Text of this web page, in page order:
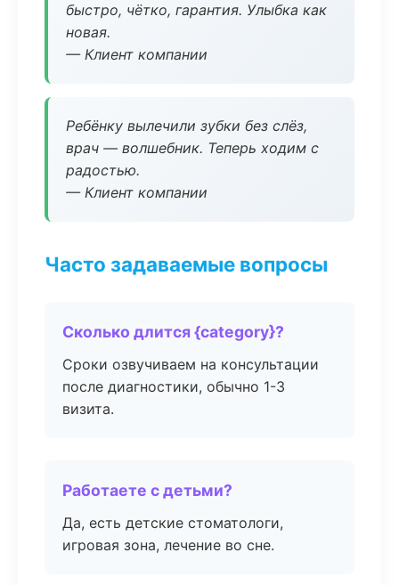
быстро, чётко, гарантия. Улыбка как
новая.
— Клиент компании
Ребёнку вылечили зубки без слёз,
врач — волшебник. Теперь ходим с
радостью.
— Клиент компании
Часто задаваемые вопросы
Сколько длится {category}?
Сроки озвучиваем на консультации
после диагностики, обычно 1-3
визита.
Работаете с детьми?
Да, есть детские стоматологи,
игровая зона, лечение во сне.